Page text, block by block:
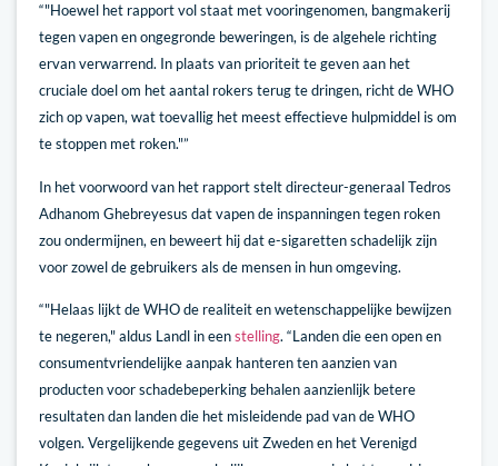
“"Hoewel het rapport vol staat met vooringenomen, bangmakerij
tegen vapen en ongegronde beweringen, is de algehele richting
ervan verwarrend. In plaats van prioriteit te geven aan het
cruciale doel om het aantal rokers terug te dringen, richt de WHO
zich op vapen, wat toevallig het meest effectieve hulpmiddel is om
te stoppen met roken."”
In het voorwoord van het rapport stelt directeur-generaal Tedros
Adhanom Ghebreyesus dat vapen de inspanningen tegen roken
zou ondermijnen, en beweert hij dat e-sigaretten schadelijk zijn
voor zowel de gebruikers als de mensen in hun omgeving.
“"Helaas lijkt de WHO de realiteit en wetenschappelijke bewijzen
te negeren," aldus Landl in eenstelling. “Landen die een open en
consumentvriendelijke aanpak hanteren ten aanzien van
producten voor schadebeperking behalen aanzienlijk betere
resultaten dan landen die het misleidende pad van de WHO
volgen. Vergelijkende gegevens uit Zweden en het Verenigd